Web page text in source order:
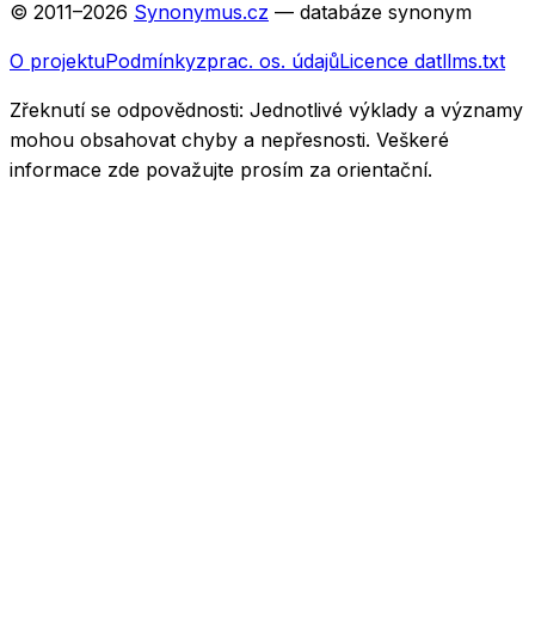
© 2011–2026 Synonymus.cz — databáze synonym
O projektuPodmínkyzprac. os. údajůLicence datllms.txt
Zřeknutí se odpovědnosti: Jednotlivé výklady a významy
mohou obsahovat chyby a nepřesnosti. Veškeré
informace zde považujte prosím za orientační.